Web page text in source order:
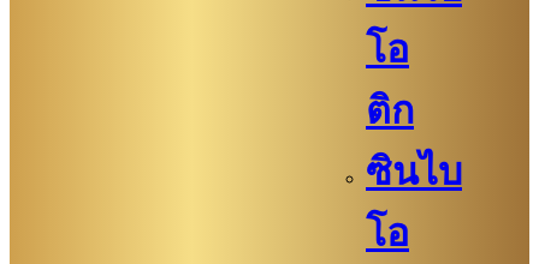
โอ
ติก
ซินไบ
โอ